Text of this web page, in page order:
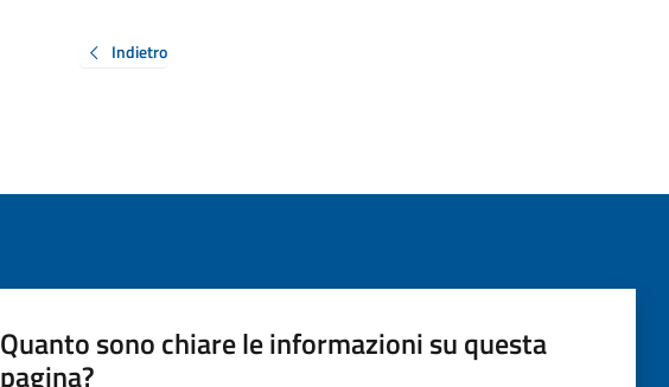
Indietro
Quanto sono chiare le informazioni su questa
pagina?